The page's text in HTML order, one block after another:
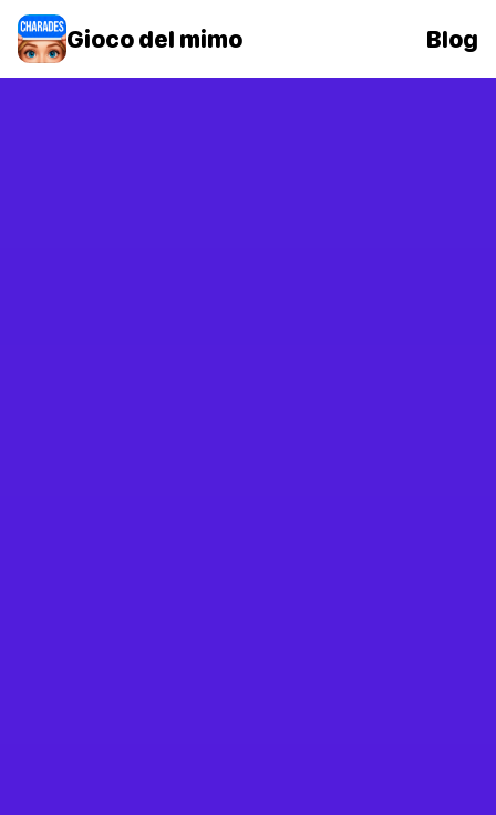
Gioco del mimo Blog